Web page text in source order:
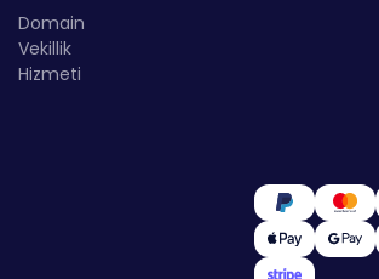
Domain
Vekillik
Hizmeti